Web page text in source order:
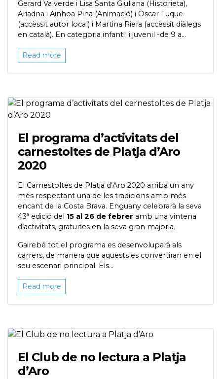
Gerard Valverde i Lisa Santa Giuliana (Historieta),
Ariadna i Ainhoa Pina (Animació) i Òscar Luque
(accèssit autor local) i Martina Riera (accèssit diàlegs
en català). En categoria infantil i juvenil -de 9 a...
Read more
El programa d’activitats del
carnestoltes de Platja d’Aro
2020
El Carnestoltes de Platja d’Aro 2020 arriba un any
més respectant una de les tradicions amb més
encant de la Costa Brava. Enguany celebrarà la seva
43ª edició del 15 al 26 de febrer amb una vintena
d’activitats, gratuïtes en la seva gran majoria.
Gairebé tot el programa es desenvoluparà als
carrers, de manera que aquests es convertiran en el
seu escenari principal. Els...
Read more
El Club de no lectura a Platja
d’Aro